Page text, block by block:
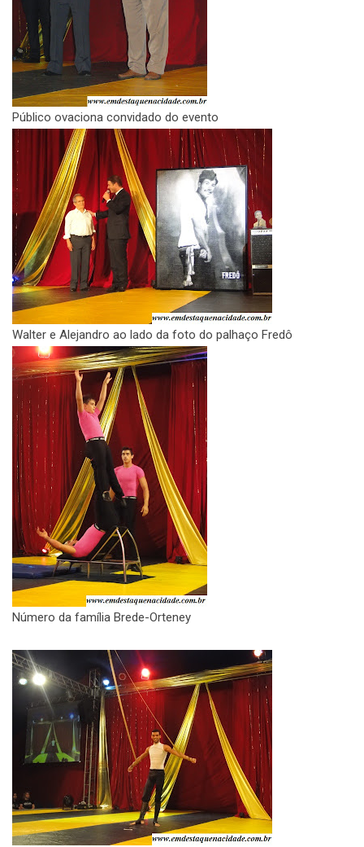
Público ovaciona convidado do evento
Walter e Alejandro ao lado da foto do palhaço Fredô
Número da família Brede-Orteney